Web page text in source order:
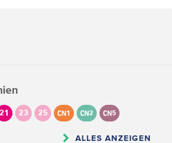
21 23 25 CN1 CN2 CN5
ALLES ANZEIGEN